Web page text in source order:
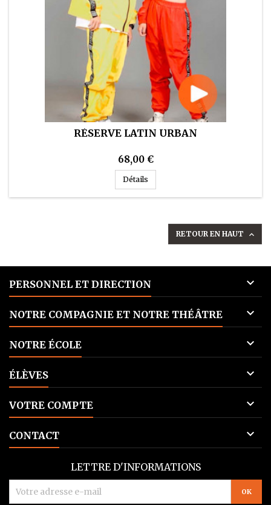
RÉSERVE LATIN URBAN
68,00 €
Détails
RETOUR EN HAUT 
PERSONNEL ET DIRECTION 
NOTRE COMPAGNIE ET NOTRE THÉÂTRE 
NOTRE ÉCOLE 
ÉLÈVES 
VOTRE COMPTE 
CONTACT 
LETTRE D'INFORMATIONS